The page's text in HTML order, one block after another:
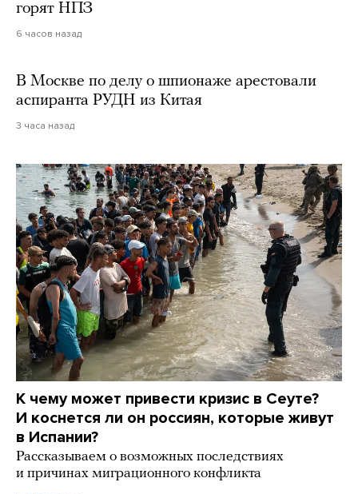
горят НПЗ
6 часов назад
В Москве по делу о шпионаже арестовали
аспиранта РУДН из Китая
3 часа назад
К чему может привести кризис в Сеуте?
И коснется ли он россиян, которые живут
в Испании?
Рассказываем о возможных последствиях
и причинах миграционного конфликта